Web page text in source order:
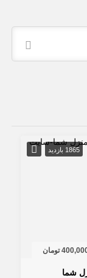
1865 بازدید
تومان
شما